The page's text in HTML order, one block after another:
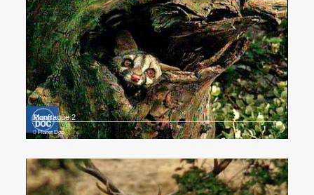
Monfragüe 2
Planet Doc